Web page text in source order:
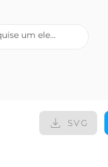
SVG